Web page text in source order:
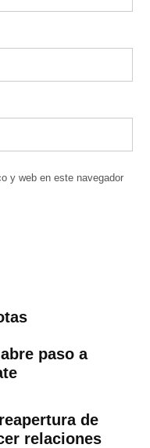
y web en este navegador
paso a
de
relaciones